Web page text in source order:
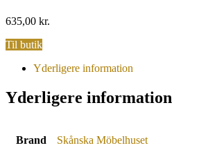
635,00 kr.
Til butik
Yderligere information
Yderligere information
Brand Skånska Möbelhuset